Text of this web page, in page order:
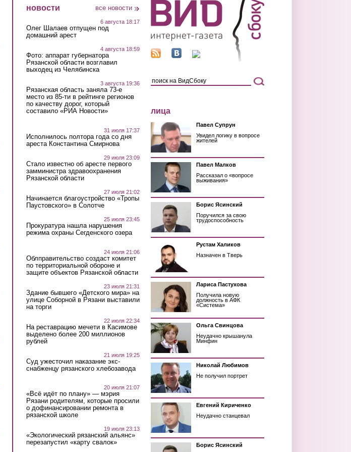
новости все новости
6 августа 18:17
Олег Шалаев отпущен под
домашний арест
4 августа 18:59
Фото: аппарат губернатора
Рязанской области возглавил
выходец из Челябинска
3 августа 19:36
Рязанская область заняла 73-е
место из 85-ти в рейтинге регионов
по качеству дорог, который
составило «РИА Новости»
31 июля 17:37
Исполнилось полтора года со дня
ареста Константина Смирнова
29 июля 23:09
Стало известно об аресте первого
замминистра здравоохранения
Рязанской области
27 июля 21:02
Начинается благоустройство «Тропы
Паустовского» в Солотче
25 июля 23:45
Прокуратура нашла нарушения
режима охраны Сегденского озера
24 июля 21:06
Облправительство создаст комитет
по территориальной обороне и
защите объектов Рязанской области
23 июля 21:31
Здание бывшего «Детского мира» на
улице Соборной в Рязани выставили
на торги
22 июля 22:34
На реставрацию мечети в Касимове
выделено более 200 миллионов
рублей
21 июля 19:25
Суд ужесточил наказание экс-
снабженцу рязанского хлебозавода
20 июля 21:07
«Всё идёт по плану» — мэрия
Рязани родителям, которые просили
о дофинансировании ремонта в
рязанской школе
19 июля 23:13
«Экологический рязанский альянс»
перезапустил «карту свалок»
лица
Павел Супрун
Увидел логику в вопросе
жителей
Павел Малков
Рассказал о «вопросе
выживания»
Борис Ясинский
Поручился за свою
трудоспособность
Рустам Халиков
Назначен в Тверь
Лариса Пастухова
Получила новую
должность в АФК
«Система»
Ольга Свинцова
Неудачно крышанула
Минфин
Николай Любимов
Не получил портрет
Евгений Кириченко
Неудачно станцевал
Борис Ясинский